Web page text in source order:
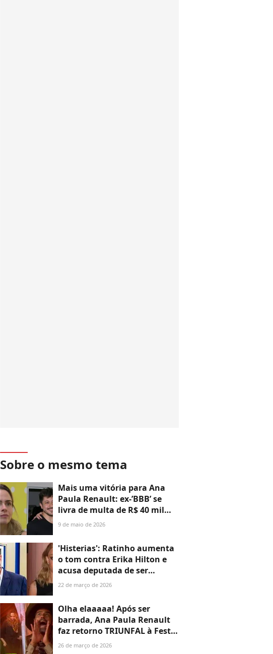
Sobre o mesmo tema
Mais uma vitória para Ana
Paula Renault: ex-’BBB’ se
livra de multa de R$ 40 mil
após ser acusada de quebrar
com ex-namorado; entenda
9 de maio de 2026
'Histerias': Ratinho aumenta
o tom contra Erika Hilton e
acusa deputada de ser
'malcriada' após ser
transfóbico no SBT, ao vivo
22 de março de 2026
Olha elaaaaa! Após ser
barrada, Ana Paula Renault
faz retorno TRIUNFAL à Festa
do Líder no 'BBB 26' ao som
26 de março de 2026